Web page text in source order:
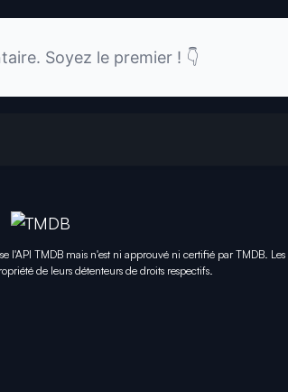
Soyez le premier ! 👇
l'API TMDB mais n'est ni approuvé ni certifié par TMDB.
de leurs détenteurs de droits respectifs.